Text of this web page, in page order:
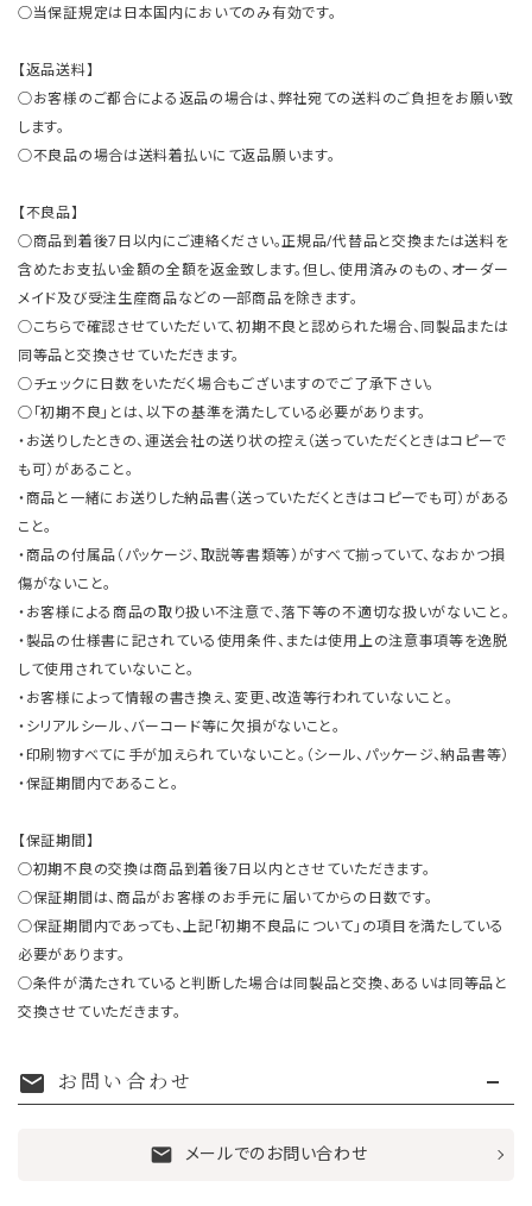
○当保証規定は日本国内においてのみ有効です。
【返品送料】
○お客様のご都合による返品の場合は、弊社宛ての送料のご負担をお願い致
します。
○不良品の場合は送料着払いにて返品願います。
【不良品】
○商品到着後7日以内にご連絡ください。正規品/代替品と交換または送料を
含めたお支払い金額の全額を返金致します。但し、使用済みのもの、オーダー
メイド及び受注生産商品などの一部商品を除きます。
○こちらで確認させていただいて、初期不良と認められた場合、同製品または
同等品と交換させていただきます。
○チェックに日数をいただく場合もございますのでご了承下さい。
○「初期不良」とは、以下の基準を満たしている必要があります。
・お送りしたときの、運送会社の送り状の控え（送っていただくときはコピーで
も可）があること。
・商品と一緒にお送りした納品書（送っていただくときはコピーでも可）がある
こと。
・商品の付属品（パッケージ、取説等書類等）がすべて揃っていて、なおかつ損
傷がないこと。
・お客様による商品の取り扱い不注意で、落下等の不適切な扱いがないこと。
・製品の仕様書に記されている使用条件、または使用上の注意事項等を逸脱
して使用されていないこと。
・お客様によって情報の書き換え、変更、改造等行われていないこと。
・シリアルシール、バーコード等に欠損がないこと。
・印刷物すべてに手が加えられていないこと。（シール、パッケージ、納品書等）
・保証期間内であること。
【保証期間】
○初期不良の交換は商品到着後7日以内とさせていただきます。
○保証期間は、商品がお客様のお手元に届いてからの日数です。
○保証期間内であっても、上記「初期不良品について」の項目を満たしている
必要があります。
○条件が満たされていると判断した場合は同製品と交換、あるいは同等品と
交換させていただきます。
mail お問い合わせ
mail メールでのお問い合わせ